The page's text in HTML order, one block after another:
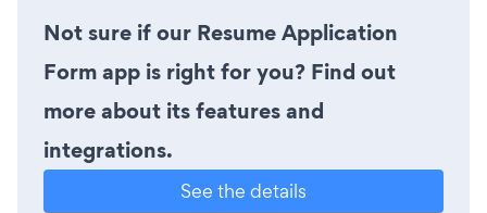
Not sure if our Resume Application
Form app is right for you? Find out
more about its features and
integrations.
See the details